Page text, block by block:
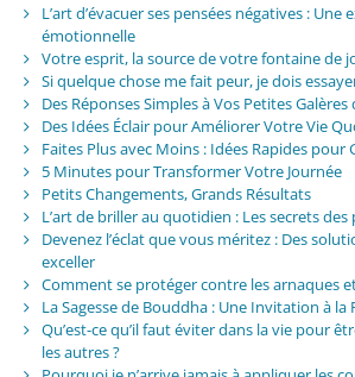
L’art d’évacuer ses pensées négatives : Une
émotionnelle
Votre esprit, la source de votre fontaine de
Si quelque chose me fait peur, je dois
Des Réponses Simples à Vos Petites
Des Idées Éclair pour Améliorer Votre Vie
Faites Plus avec Moins : Idées Rapides pour
5 Minutes pour Transformer Votre Journée
Petits Changements, Grands Résultats
L’art de briller au quotidien : Les secrets
Devenez l’éclat que vous méritez : Des
exceller
Comment se protéger contre les arnaques
La Sagesse de Bouddha : Une Invitation à la
Qu’est-ce qu’il faut éviter dans la vie pour
les autres ?